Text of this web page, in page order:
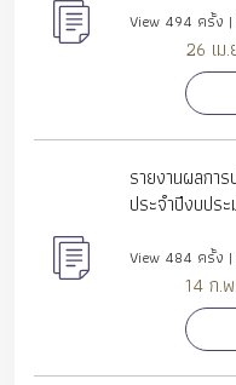
View 494 ครั้ง
26 เม
รายงานผลกา
ประจำปีงบปร
View 484 ครั้ง
14 ก.